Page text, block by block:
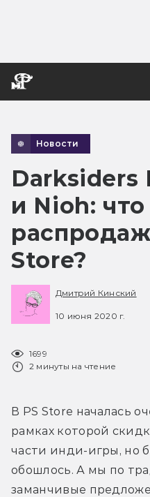
Новости
Darksiders
и Nioh:
Store?
Дмитрий Кинский
10 июня 2020 г.
1699
2 минуты на чтение
В PS Store началась
рамках которой
части инди-игры, но
обошлось. А мы по
заманчивые